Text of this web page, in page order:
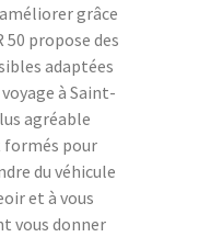
grâce
50 propose des
adaptées
à Saint-
agréable
formés pour
du véhicule
et à vous
vous donner